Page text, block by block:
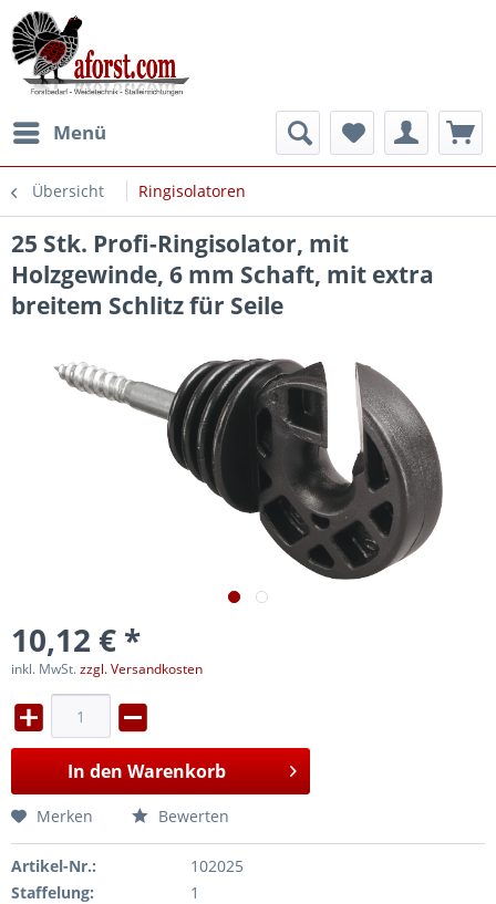
Menü
Übersicht Ringisolatoren
25 Stk. Profi-Ringisolator, mit
Holzgewinde, 6 mm Schaft, mit extra
breitem Schlitz für Seile
10,12 € *
inkl. MwSt.zzgl. Versandkosten
In den Warenkorb
Merken Bewerten
Artikel-Nr.:
102025
Staffelung:
1